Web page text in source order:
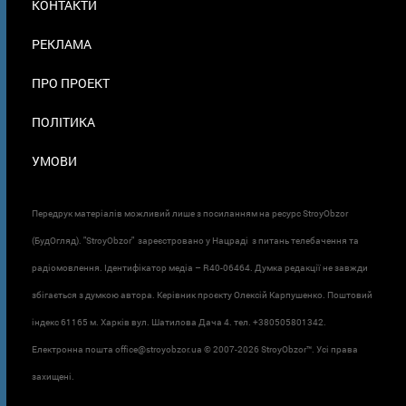
В
КОНТАКТИ
РЕКЛАМА
ПРО ПРОЕКТ
ПОЛІТИКА
УМОВИ
Передрук матеріалів можливий лише з посиланням на ресурс StroyObzor
(БудОгляд). "StroyObzor" зареєстровано у Нацраді з питань телебачення та
радіомовлення. Ідентифікатор медіа – R40-06464. Думка редакції не завжди
збігається з думкою автора. Керівник проєкту Олексій Карпушенко. Поштовий
індекс 61165 м. Харків вул. Шатилова Дача 4. тел. +380505801342.
Електронна пошта office@stroyobzor.ua © 2007-2026 StroyObzor™. Усі права
захищені.